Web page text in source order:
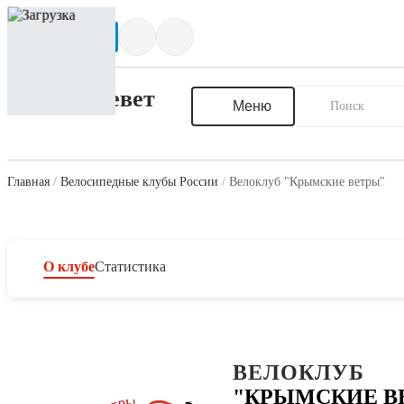
Меню
Главная Велосипедные клубы России Велоклуб "Крымские ветры"
О клубеСтатистика
ВЕЛОКЛУБ
"КРЫМСКИЕ